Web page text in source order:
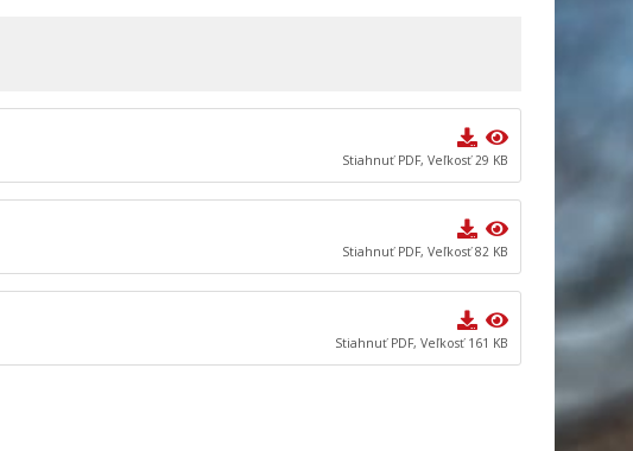
Stiahnuť PDF, Veľkosť 29 KB
Stiahnuť PDF, Veľkosť 82 KB
Stiahnuť PDF, Veľkosť 161 KB